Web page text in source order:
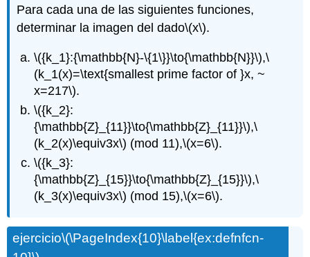
Para cada una de las siguientes funciones,
determinar la imagen del dado\(x\).
\({k_1}:{\mathbb{N}-\{1\}}\to{\mathbb{N}}\),\
(k_1(x)=\text{smallest prime factor of }x, ~
x=217\).
\({k_2}:
{\mathbb{Z}_{11}}\to{\mathbb{Z}_{11}}\),\
(k_2(x)\equiv3x\) (mod 11),\(x=6\).
\({k_3}:
{\mathbb{Z}_{15}}\to{\mathbb{Z}_{15}}\),\
(k_3(x)\equiv3x\) (mod 15),\(x=6\).
ejercicio\(\PageIndex{10}\label{ex:defnfcn-